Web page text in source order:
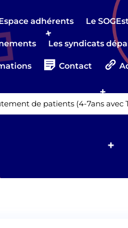
adhérents Le
Les syndicats
Contact
de patients (4-7ans avec